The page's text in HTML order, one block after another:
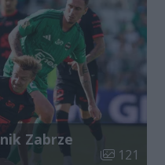
Zabrze
Liczba
121